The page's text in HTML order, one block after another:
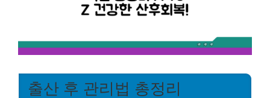
출산 후 관리법 총정리